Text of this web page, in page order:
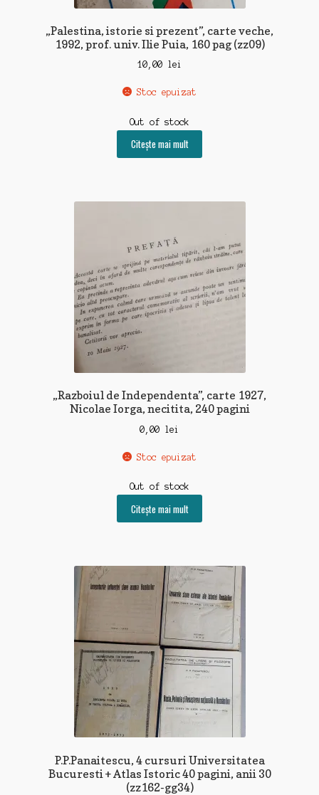
„Palestina, istorie si prezent”, carte veche,
1992, prof. univ. Ilie Puia, 160 pag (zz09)
10,00 lei
Stoc epuizat
Out of stock
Citește mai mult
„Razboiul de Independenta”, carte 1927,
Nicolae Iorga, necitita, 240 pagini
0,00 lei
Stoc epuizat
Out of stock
Citește mai mult
P.P.Panaitescu, 4 cursuri Universitatea
Bucuresti + Atlas Istoric 40 pagini, anii 30
(zz162-gg34)